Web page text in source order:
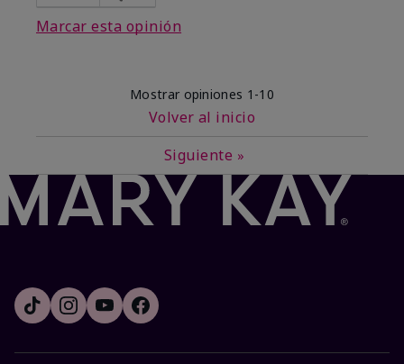
Marcar esta opinión
Mostrar opiniones 1-10
Volver al inicio
Siguiente »